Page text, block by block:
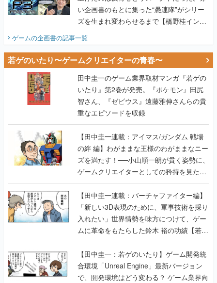
い企画書のもとに集った“愚連隊”がシリー
ズを生まれ変わらせるまで【橋野桂インタ
ビュー】
ゲームの企画書の記事一覧
若ゲのいたり〜ゲームクリエイターの青春〜
田中圭一のゲーム業界取材マンガ『若ゲの
いたり』第2巻が発売。『ポケモン』田尻
智さん、『ゼビウス』遠藤雅伸さんらの貴
重なエピソードを収録
【田中圭一連載：アイマス/ガンダム 戦場
の絆 編】わがままな王様のわがままなニー
ズを満たす！──小山順一朗が貫く姿勢に、
ゲームクリエイターとしての矜持を見た
【若ゲのいたり最終回】
【田中圭一連載：バーチャファイター編】
「新しい3D表現のために、軍事技術を採り
入れたい」世界情勢を味方につけて、ゲー
ムに革命をもたらした鈴木 裕の功績【若ゲ
のいたり】
【田中圭一：若ゲのいたり】ゲーム開発統
合環境「Unreal Engine」最新バージョン
で、開発環境はどう変わる？ ゲーム業界向